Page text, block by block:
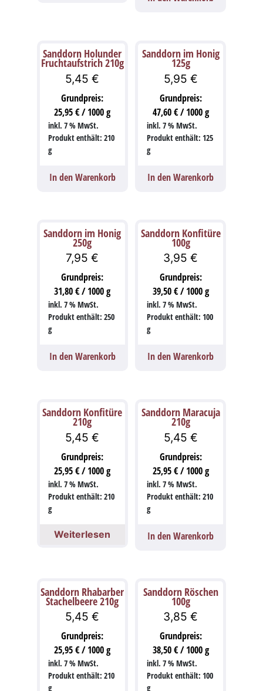
Sanddorn Holunder
Fruchtaufstrich 210g
5,45€
Grundpreis:
25,95€/1000g
inkl. 7 % MwSt.
Produkt enthält: 210
g
In den Warenkorb
Sanddorn im Honig
125g
5,95 €
Grundpreis:
47,60€/1000g
inkl. 7 % MwSt.
Produkt enthält: 125
g
In den Warenkorb
Sanddorn im Honig
250g
7,95€
Grundpreis:
31,80€/1000g
inkl. 7 % MwSt.
Produkt enthält: 250
g
In den Warenkorb
Sanddorn Konfitüre
100g
3,95€
Grundpreis:
39,50€/1000g
inkl. 7 % MwSt.
Produkt enthält: 100
g
In den Warenkorb
Sanddorn Konfitüre
210g
5,45€
Grundpreis:
25,95€/1000g
inkl. 7 % MwSt.
Produkt enthält: 210
g
Weiterlesen
Sanddorn Maracuja
210g
5,45 €
Grundpreis:
25,95€/1000g
inkl. 7 % MwSt.
Produkt enthält: 210
g
In den Warenkorb
Sanddorn Rhabarber
Stachelbeere 210g
5,45€
Grundpreis:
25,95€/1000g
inkl. 7 % MwSt.
Produkt enthält: 210
g
Sanddorn Röschen
100g
3,85€
Grundpreis:
38,50€/1000g
inkl. 7 % MwSt.
Produkt enthält: 100
g